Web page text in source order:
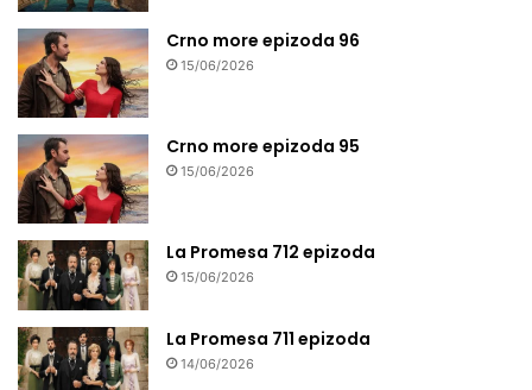
Crno more epizoda 96
15/06/2026
Crno more epizoda 95
15/06/2026
La Promesa 712 epizoda
15/06/2026
La Promesa 711 epizoda
14/06/2026